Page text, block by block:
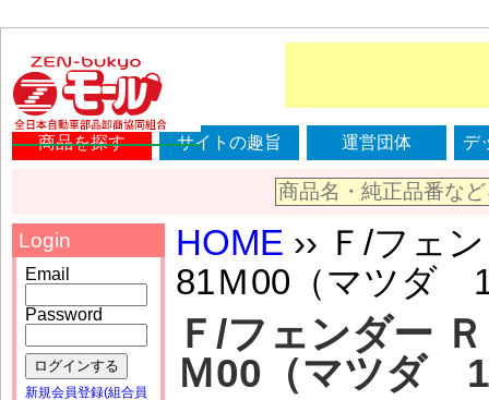
商品を探す サイトの趣旨 運営団体 デ
HOME ›› Ｆ/フェ
81Ｍ00（マツダ
Ｆ/フェンダー
Ｍ00（マツダ
Login
Email
Password
ログインする
新規会員登録(組合員